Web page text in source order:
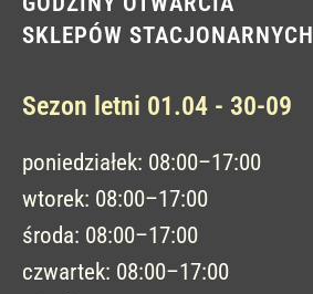
SKLEPÓW STACJONARNYCH
Sezon letni 01.04 - 30-09
poniedziałek: 08:00–17:00
wtorek: 08:00–17:00
środa: 08:00–17:00
czwartek: 08:00–17:00